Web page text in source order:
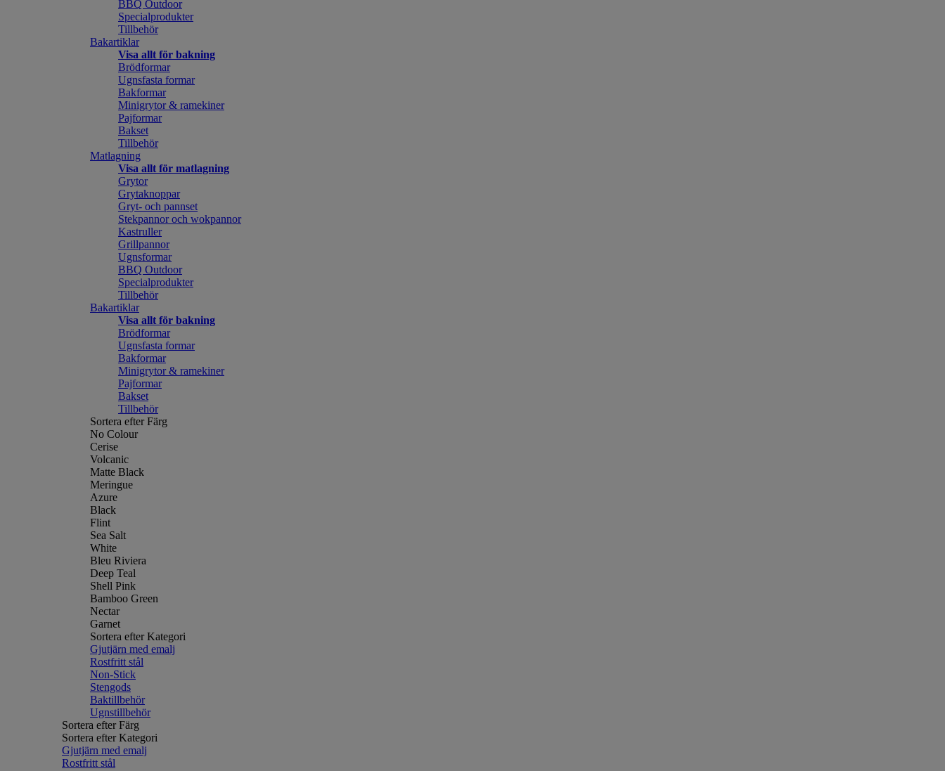
BBQ Outdoor
Specialprodukter
Tillbehör
Bakartiklar
Visa allt för bakning
Brödformar
Ugnsfasta formar
Bakformar
Minigrytor & ramekiner
Pajformar
Bakset
Tillbehör
Matlagning
Visa allt för matlagning
Grytor
Grytaknoppar
Gryt- och pannset
Stekpannor och wokpannor
Kastruller
Grillpannor
Ugnsformar
BBQ Outdoor
Specialprodukter
Tillbehör
Bakartiklar
Visa allt för bakning
Brödformar
Ugnsfasta formar
Bakformar
Minigrytor & ramekiner
Pajformar
Bakset
Tillbehör
Sortera efter Färg
No Colour
Cerise
Volcanic
Matte Black
Meringue
Azure
Black
Flint
Sea Salt
White
Bleu Riviera
Deep Teal
Shell Pink
Bamboo Green
Nectar
Garnet
Sortera efter Kategori
Gjutjärn med emalj
Rostfritt stål
Non-Stick
Stengods
Baktillbehör
Ugnstillbehör
Sortera efter Färg
Sortera efter Kategori
Gjutjärn med emalj
Rostfritt stål